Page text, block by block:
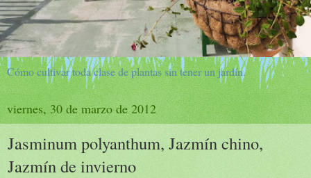
Cómo cultivar toda clase de plantas sin tener un jardín.
viernes, 30 de marzo de 2012
Jasminum polyanthum, Jazmín chino,
Jazmín de invierno